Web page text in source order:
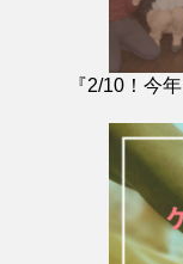
『2/10！今